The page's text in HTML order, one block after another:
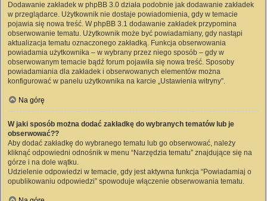
Dodawanie zakładek w phpBB 3.0 działa podobnie jak dodawanie zakładek
w przeglądarce. Użytkownik nie dostaje powiadomienia, gdy w temacie
pojawia się nowa treść. W phpBB 3.1 dodawanie zakładek przypomina
obserwowanie tematu. Użytkownik może być powiadamiany, gdy nastąpi
aktualizacja tematu oznaczonego zakładką. Funkcja obserwowania
powiadamia użytkownika – w wybrany przez niego sposób – gdy w
obserwowanym temacie bądź forum pojawiła się nowa treść. Sposoby
powiadamiania dla zakładek i obserwowanych elementów można
konfigurować w panelu użytkownika na karcie „Ustawienia witryny”.
Na górę
W jaki sposób można dodać zakładkę do wybranych tematów lub je
obserwować??
Aby dodać zakładkę do wybranego tematu lub go obserwować, należy
kliknąć odpowiedni odnośnik w menu “Narzędzia tematu” znajdujące się na
górze i na dole wątku.
Udzielenie odpowiedzi w temacie, gdy jest aktywna funkcja “Powiadamiaj o
opublikowaniu odpowiedzi” spowoduje włączenie obserwowania tematu.